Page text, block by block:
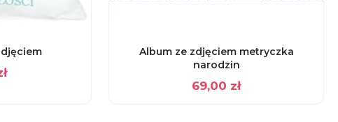
Album ze zdjęciem metryczka
narodzin
69,00 zł